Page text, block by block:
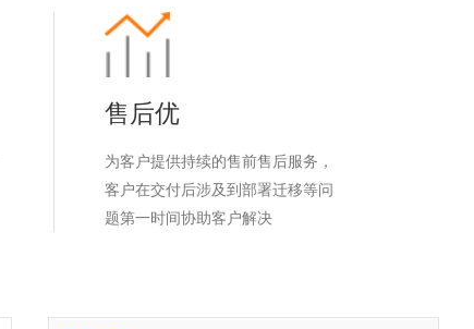
售后优
为客户提供持续的售前售后服务，
客户在交付后涉及到部署迁移等问
题第一时间协助客户解决